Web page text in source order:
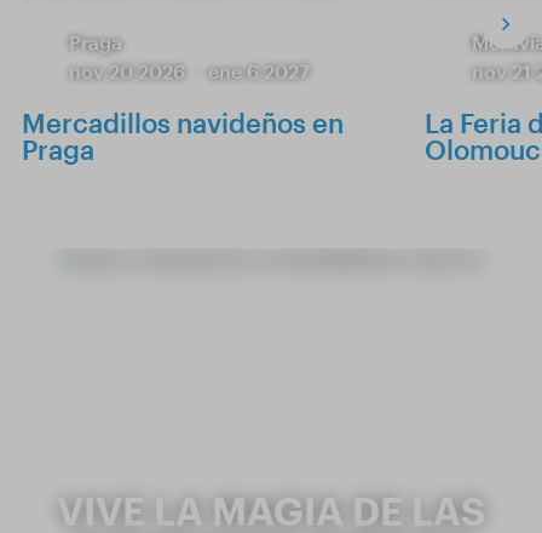
Praga
nov 20 2026
ene 6 2027
Mercadillos navideños en
Praga
nov 21
La Feria
Olomouc
VIVE LA MAGIA DE LAS